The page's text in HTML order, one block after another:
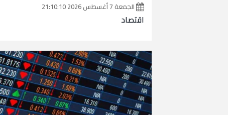
الجمعة 7 أغسطس 2026 21:10:10
اقتصاد